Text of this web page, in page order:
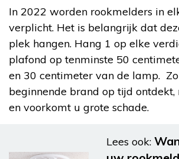
In 2022 worden rookmelders in
verplicht. Het is belangrijk dat
plek hangen. Hang 1 op elke
plafond op tenminste 50
en 30 centimeter van de lamp.
beginnende brand op tijd ontdekt,
en voorkomt u grote schade.
Lees ook: